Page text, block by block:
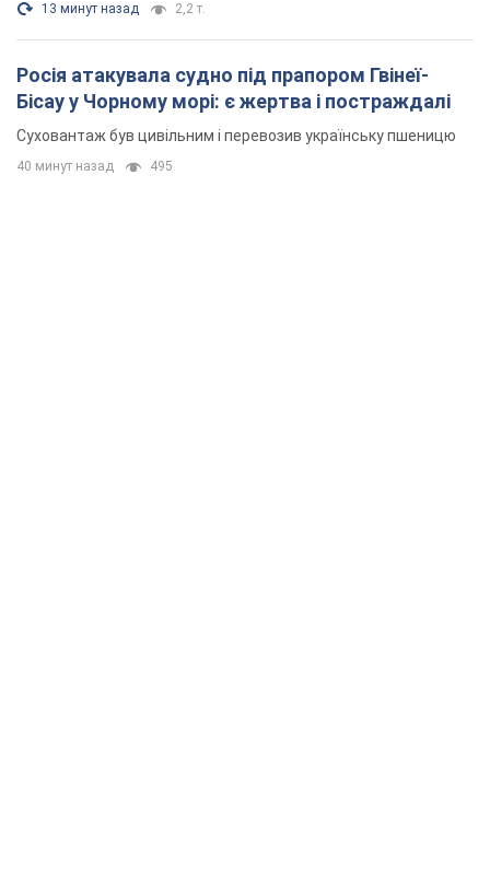
13 минут назад 2,2 т.
Росія атакувала судно під прапором Гвінеї-
Бісау у Чорному морі: є жертва і постраждалі
Суховантаж був цивільним і перевозив українську пшеницю
40 минут назад 495